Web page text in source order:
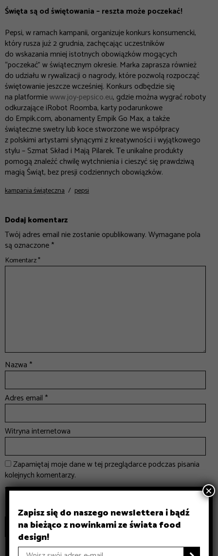
Święta są od świętowania – reszta może poczekać!
Pepsi, w ramach kampanii, organizuje konkurs konsumencki,
który rusza już 2 grudnia, zachęcając uczestników
do wskazania mniej istotnych obowiązków mogących
“poczekać” w świątecznym okresie. Marka zaprasza również
do udziału w rywalizacji o nagrody, które pozwolą rozpocząć
świętowanie jeszcze wcześniej. Konkurs odbędzie się
na platformiewww.joy-pepsico.eu, gdzie można wygrać roboty
odkurzające iRobot Roomba, karty podarunkowe
do Empik.com, abonamenty Empik Go Max, a także
świąteczne swetry lub koce stworzone we współpracy
z polskimi artystami słynącymi z kreatywności i wyjątkowego
stylu – Szmat Skład i Mają Pilarek. Te unikalne produkty
pomogą znaleźć chwilę wytchnienia i cieszyć się prawdziwą
magią Świąt, bez presji codziennych obowiązków.
kampania świąteczna pepsi
Dodaj komentarz
Twój adres email nie zostanie opublikowany.Wymagane pola
są oznaczone*
Komentarz*
Nazwa *
Adres email *
Witryna internetowa
Zapamiętaj moje dane w tej przeglądarce podczas pisania
kolejnych komentarzy.
Witryna jest chroniona przez reCAPTCHA i GooglePolitykę Prywatności
Zapisz się do naszego newslettera i bądź
na bieżąco z nowinkami ze świata food
design!
×